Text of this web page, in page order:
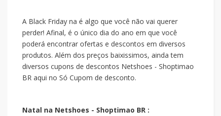
A Black Friday na é algo que você não vai querer
perder! Afinal, é o único dia do ano em que você
poderá encontrar ofertas e descontos em diversos
produtos. Além dos preços baixissimos, ainda tem
diversos cupons de descontos Netshoes - Shoptimao
BR aqui no Só Cupom de desconto.
Natal na Netshoes - Shoptimao BR :